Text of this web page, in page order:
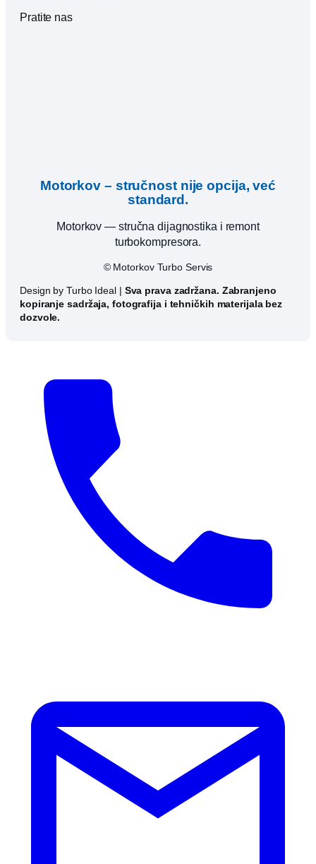
Pratite nas
Motorkov – stručnost nije opcija, već
standard.
Motorkov — stručna dijagnostika i remont
turbokompresora.
© Motorkov Turbo Servis
Design by Turbo Ideal | Sva prava zadržana. Zabranjeno
kopiranje sadržaja, fotografija i tehničkih materijala bez
dozvole.